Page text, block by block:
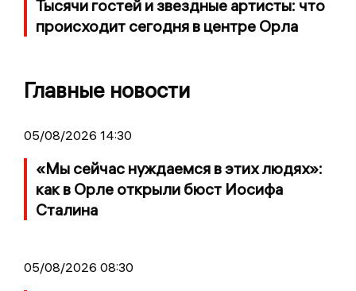
Тысячи гостей и звездные артисты: что
происходит сегодня в центре Орла
Главные новости
05/08/2026 14:30
«Мы сейчас нуждаемся в этих людях»:
как в Орле открыли бюст Иосифа
Сталина
05/08/2026 08:30